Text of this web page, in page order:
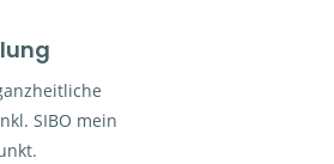
SIBO mein